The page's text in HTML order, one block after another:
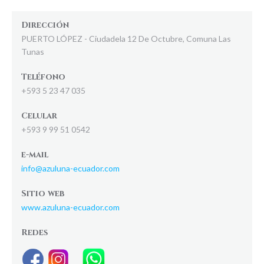
Dirección
PUERTO LÓPEZ - Ciudadela 12 De Octubre, Comuna Las
Tunas
Teléfono
+593 5 23 47 035
Celular
+593 9 99 51 0542
e-mail
info@azuluna-ecuador.com
Sitio web
www.azuluna-ecuador.com
Redes